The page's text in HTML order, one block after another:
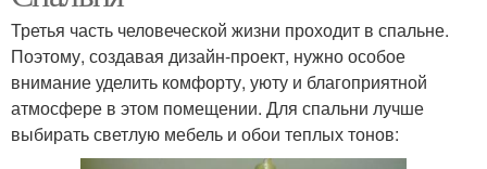
Третья часть человеческой жизни проходит в спальне.
Поэтому, создавая дизайн-проект, нужно особое
внимание уделить комфорту, уюту и благоприятной
атмосфере в этом помещении. Для спальни лучше
выбирать светлую мебель и обои теплых тонов: